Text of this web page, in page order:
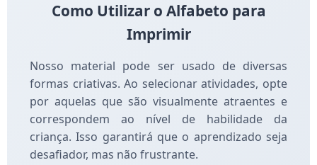
Como Utilizar o Alfabeto para
Imprimir
Nosso material pode ser usado de diversas
formas criativas. Ao selecionar atividades, opte
por aquelas que são visualmente atraentes e
correspondem ao nível de habilidade da
criança. Isso garantirá que o aprendizado seja
desafiador, mas não frustrante.